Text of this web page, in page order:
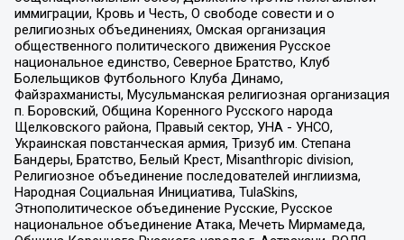
иммиграции, Кровь и Честь, О свободе совести и о
религиозных объединениях, Омская организация
общественного политического движения Русское
национальное единство, Северное Братство, Клуб
Болельщиков Футбольного Клуба Динамо,
Файзрахманисты, Мусульманская религиозная организация
п. Боровский, Община Коренного Русского народа
Щелковского района, Правый сектор, УНА - УНСО,
Украинская повстанческая армия, Тризуб им. Степана
Бандеры, Братство, Белый Крест, Misanthropic division,
Религиозное объединение последователей инглиизма,
Народная Социальная Инициатива, TulaSkins,
Этнополитическое объединение Русские, Русское
национальное объединение Атака, Мечеть Мирмамеда,